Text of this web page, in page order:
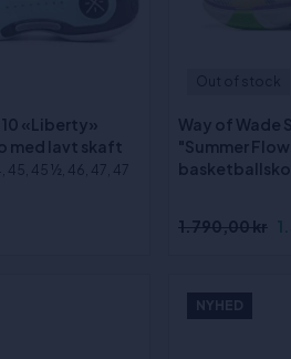
«Liberty»
med lavt skaft
45, 45 ½, 46, 47, 47
Way of Wade
"Summer
basketballsko
1.790,00 kr
NYHED